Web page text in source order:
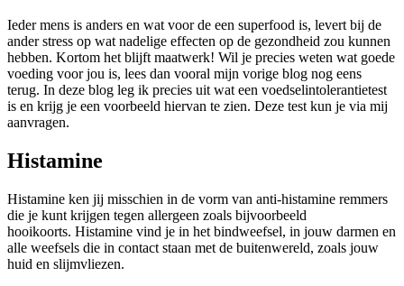
Ieder mens is anders en wat voor de een superfood is, levert bij de
ander stress op wat nadelige effecten op de gezondheid zou kunnen
hebben. Kortom het blijft maatwerk! Wil je precies weten wat goede
voeding voor jou is, lees dan vooral mijn vorige blog nog eens
terug. In deze blog leg ik precies uit wat een voedselintolerantietest
is en krijg je een voorbeeld hiervan te zien. Deze test kun je via mij
aanvragen.
Histamine
Histamine ken jij misschien in de vorm van anti-histamine remmers
die je kunt krijgen tegen allergeen zoals bijvoorbeeld
hooikoorts. Histamine vind je in het bindweefsel, in jouw darmen en
alle weefsels die in contact staan met de buitenwereld, zoals jouw
huid en slijmvliezen.